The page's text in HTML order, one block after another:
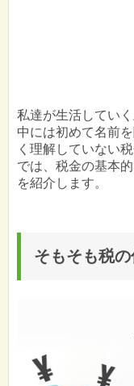
私達が生活してい
中には初めて名前
く理解していない
では、税金の基本
を紹介します。
そもそも税